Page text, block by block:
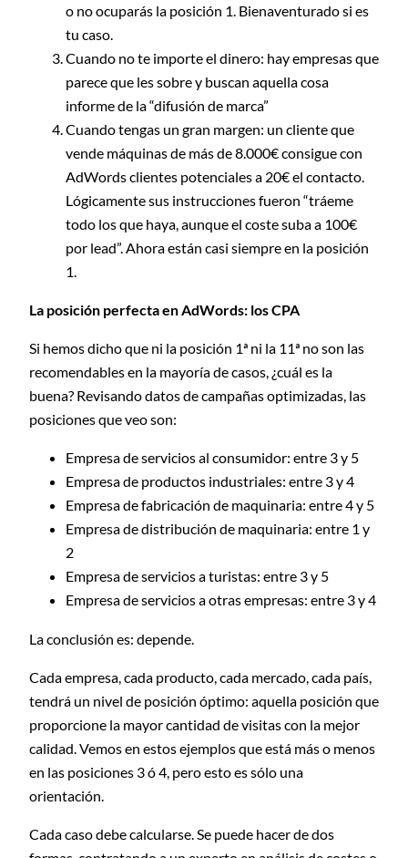
o no ocuparás la posición 1. Bienaventurado si es
tu caso.
Cuando no te importe el dinero: hay empresas que
parece que les sobre y buscan aquella cosa
informe de la “difusión de marca”
Cuando tengas un gran margen: un cliente que
vende máquinas de más de 8.000€ consigue con
AdWords clientes potenciales a 20€ el contacto.
Lógicamente sus instrucciones fueron “tráeme
todo los que haya, aunque el coste suba a 100€
por lead”. Ahora están casi siempre en la posición
1.
La posición perfecta en AdWords: los CPA
Si hemos dicho que ni la posición 1ª ni la 11ª no son las
recomendables en la mayoría de casos, ¿cuál es la
buena? Revisando datos de campañas optimizadas, las
posiciones que veo son:
Empresa de servicios al consumidor: entre 3 y 5
Empresa de productos industriales: entre 3 y 4
Empresa de fabricación de maquinaria: entre 4 y 5
Empresa de distribución de maquinaria: entre 1 y
2
Empresa de servicios a turistas: entre 3 y 5
Empresa de servicios a otras empresas: entre 3 y 4
La conclusión es: depende.
Cada empresa, cada producto, cada mercado, cada país,
tendrá un nivel de posición óptimo: aquella posición que
proporcione la mayor cantidad de visitas con la mejor
calidad. Vemos en estos ejemplos que está más o menos
en las posiciones 3 ó 4, pero esto es sólo una
orientación.
Cada caso debe calcularse. Se puede hacer de dos